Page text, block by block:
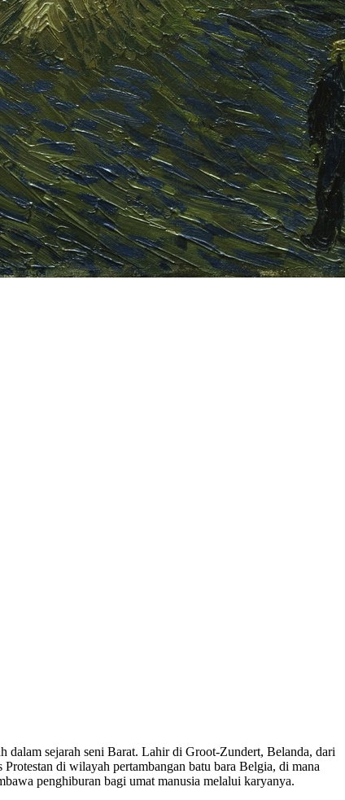
dalam sejarah seni Barat. Lahir di Groot-Zundert, Belanda, dari
di wilayah pertambangan batu bara Belgia, di mana
penghiburan bagi umat manusia melalui karyanya.